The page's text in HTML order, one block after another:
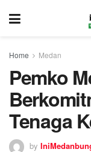
Home Medan
Pemko
Tenaga
by